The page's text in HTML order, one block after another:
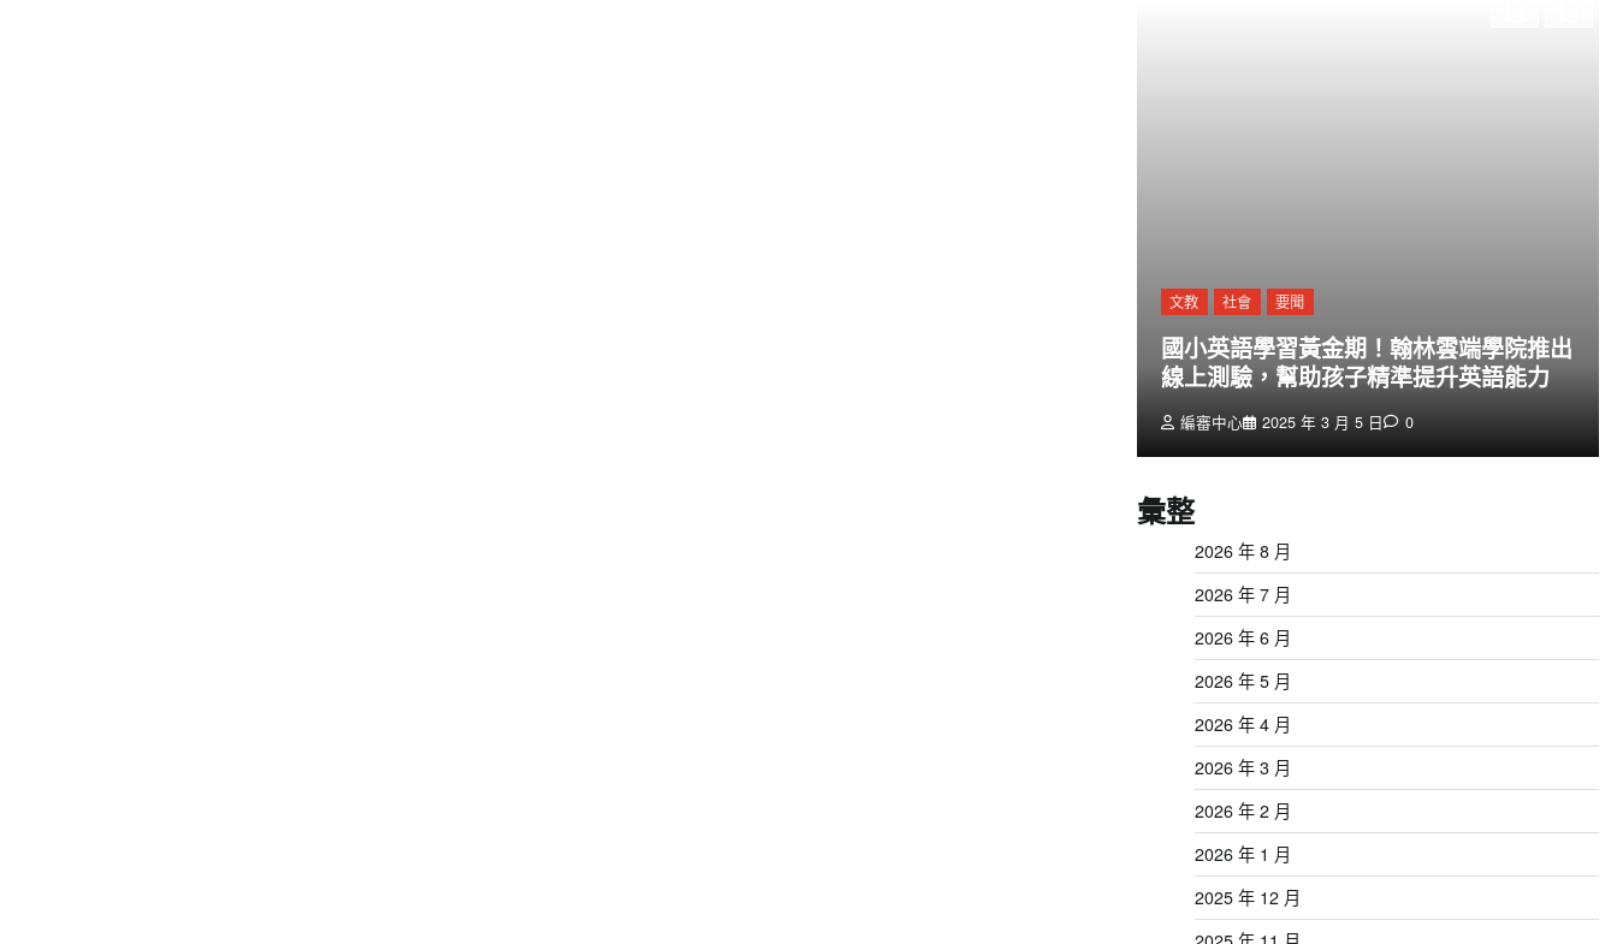
文教 社會 要聞
國小英語學習黃金期！翰林雲端學院推出
線上測驗，幫助孩子精準提升英語能力
編審中心 2025 年 3 月 5 日 0
彙整
2026 年 8 月
2026 年 7 月
2026 年 6 月
2026 年 5 月
2026 年 4 月
2026 年 3 月
2026 年 2 月
2026 年 1 月
2025 年 12 月